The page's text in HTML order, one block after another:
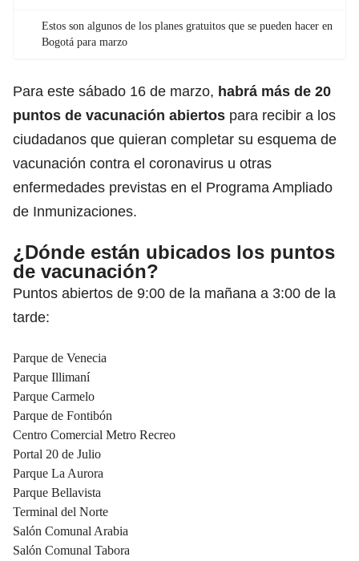
Estos son algunos de los planes gratuitos que se pueden hacer en
Bogotá para marzo
Para este sábado 16 de marzo, habrá más de 20
puntos de vacunación abiertos para recibir a los
ciudadanos que quieran completar su esquema de
vacunación contra el coronavirus u otras
enfermedades previstas en el Programa Ampliado
de Inmunizaciones.
¿Dónde están ubicados los puntos
de vacunación?
Puntos abiertos de 9:00 de la mañana a 3:00 de la
tarde:
Parque de Venecia
Parque Illimaní
Parque Carmelo
Parque de Fontibón
Centro Comercial Metro Recreo
Portal 20 de Julio
Parque La Aurora
Parque Bellavista
Terminal del Norte
Salón Comunal Arabia
Salón Comunal Tabora